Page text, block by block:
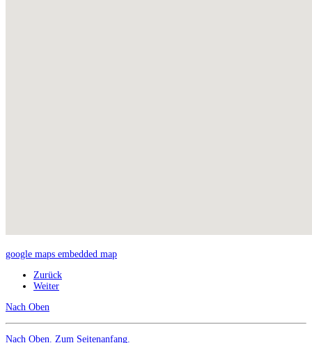
google maps embedded map
Zurück
Weiter
Nach Oben
Nach Oben. Zum Seitenanfang.